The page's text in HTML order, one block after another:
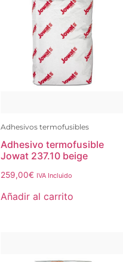
Adhesivos termofusibles
Adhesivo termofusible
Jowat 237.10 beige
259,00€ IVA Incluido
Añadir al carrito